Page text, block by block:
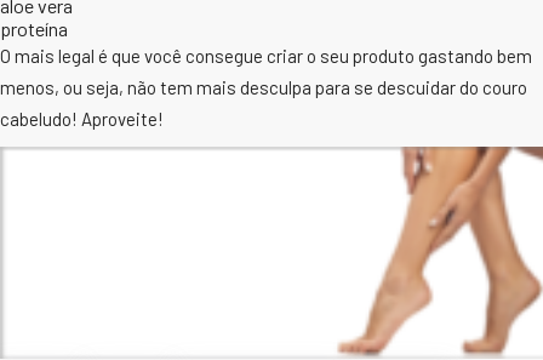
aloe vera
proteína
O mais legal é que você consegue criar o seu produto gastando bem
menos, ou seja, não tem mais desculpa para se descuidar do couro
cabeludo! Aproveite!